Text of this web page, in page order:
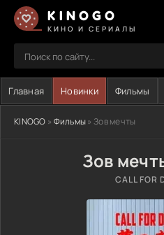
KINOGO
КИНО И СЕРИАЛЫ
Главная Новинки Фильмы
KINOGO » Фильмы» Зов мечты
Зов
CALL FOR